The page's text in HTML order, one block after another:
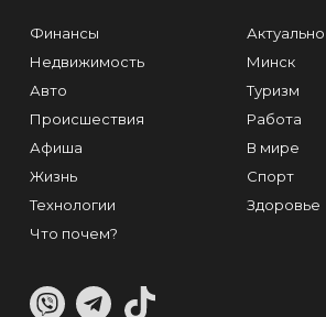
Финансы
Недвижимость
Авто
Происшествия
Афиша
Жизнь
Технологии
Что почем?
Актуально
Минск
Туризм
Работа
В мире
Спорт
Здоровье